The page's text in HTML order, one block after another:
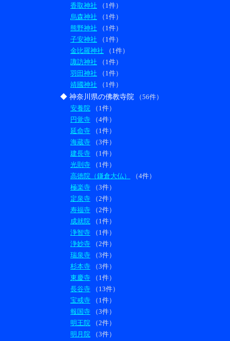
香取神社 （1件）
烏森神社 （1件）
熊野神社 （1件）
子安神社 （1件）
金比羅神社 （1件）
諏訪神社 （1件）
羽田神社 （1件）
靖國神社 （1件）
◆ 神奈川県の佛教寺院 （56件）
安養院 （1件）
円覚寺 （4件）
延命寺 （1件）
海蔵寺 （3件）
建長寺 （1件）
光則寺 （1件）
高徳院（鎌倉大仏）
（4件）
極楽寺 （3件）
定泉寺 （2件）
寿福寺 （2件）
成就院 （1件）
浄智寺 （1件）
浄妙寺 （2件）
瑞泉寺 （3件）
杉本寺 （3件）
東慶寺 （1件）
長谷寺 （13件）
宝戒寺 （1件）
報国寺 （3件）
明王院 （2件）
明月院 （3件）